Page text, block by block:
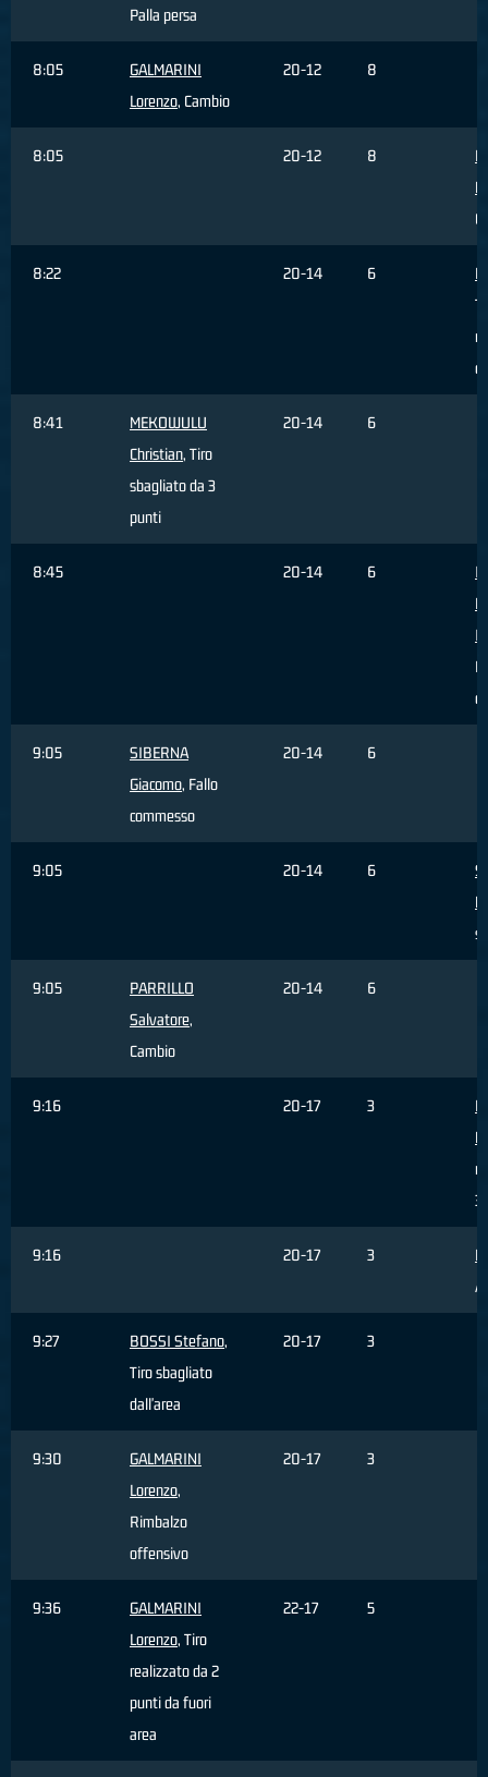
Palla persa
8:05
GALMARINI
Lorenzo, Cambio
20-12 8
8:05 20-12 8
8:22 20-14 6
8:41
MEKOWULU
Christian, Tiro
sbagliato da 3
punti
20-14 6
8:45 20-14 6
9:05
SIBERNA
Giacomo, Fallo
commesso
20-14 6
9:05 20-14 6
9:05
PARRILLO
Salvatore,
Cambio
20-14 6
9:16 20-17 3
3
9:16 20-17 3
9:27 BOSSI Stefano,
Tiro sbagliato
dall'area
20-17 3
9:30
GALMARINI
Lorenzo,
Rimbalzo
offensivo
20-17 3
9:36
GALMARINI
Lorenzo, Tiro
realizzato da 2
punti da fuori
area
22-17 5